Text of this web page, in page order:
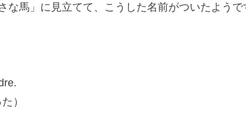
馬」に見立てて、こうした名前がついたようで
）